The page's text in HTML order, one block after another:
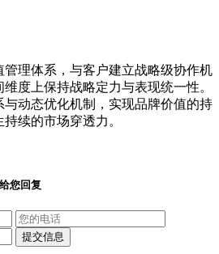
理体系，与客户建立战略级协作机
度上保持战略定力与表现统一性。
动态优化机制，实现品牌价值的持
续的市场穿透力。
您回复